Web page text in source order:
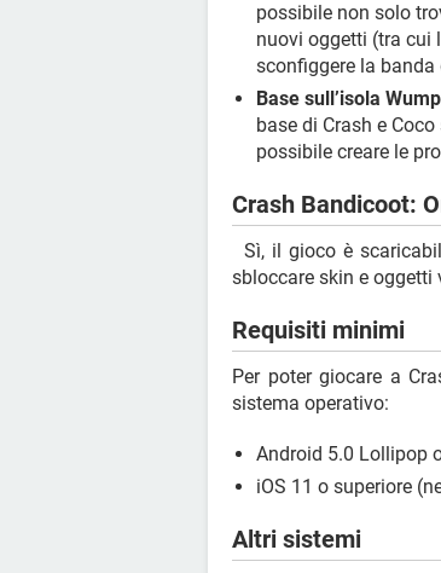
possibile non solo
nuovi oggetti (tra cui
sconfiggere la banda
Base sull’isola
base di Crash e
possibile creare le
Crash Bandicoot:
Sì, il gioco è
sbloccare skin e oggetti
Requisiti minimi
Per poter giocare a
sistema operativo:
Android 5.0 Lollipop
iOS 11 o superiore
Altri sistemi